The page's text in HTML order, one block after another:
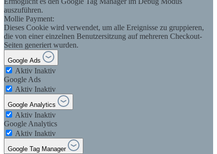
auszuführen.
Mollie Payment:
Dieses Cookie wird verwendet, um alle Ereignisse zu gruppieren,
die von einer einzelnen Benutzersitzung auf mehreren Checkout-
Seiten generiert wurden.
Google Ads
Aktiv Inaktiv
Google Ads
Aktiv Inaktiv
Google Analytics
Aktiv Inaktiv
Google Analytics
Aktiv Inaktiv
Google Tag Manager